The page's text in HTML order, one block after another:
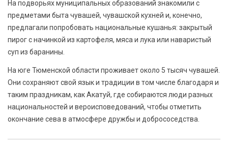
На подворьях муниципальных образований знакомили с
предметами быта чувашей, чувашской кухней и, конечно,
предлагали попробовать национальные кушанья: закрытый
пирог с начинкой из картофеля, мяса и лука или наваристый
суп из баранины.
На юге Тюменской области проживает около 5 тысяч чувашей.
Они сохраняют свой язык и традиции в том числе благодаря и
таким праздникам, как Акатуй, где собираются люди разных
национальностей и вероисповедований, чтобы отметить
окончание сева в атмосфере дружбы и добрососедства.